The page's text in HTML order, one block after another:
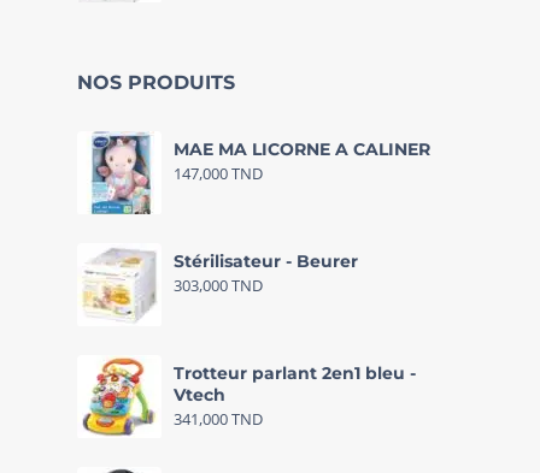
NOS PRODUITS
MAE MA LICORNE A CALINER
147,000TND
Stérilisateur - Beurer
303,000TND
Trotteur parlant 2en1 bleu -
Vtech
341,000TND